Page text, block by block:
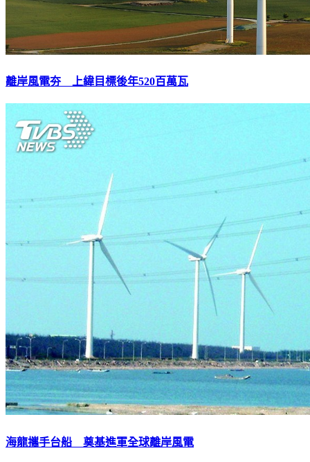
離岸風電夯 上緯目標後年520百萬瓦
海龍攜手台船 奠基進軍全球離岸風電